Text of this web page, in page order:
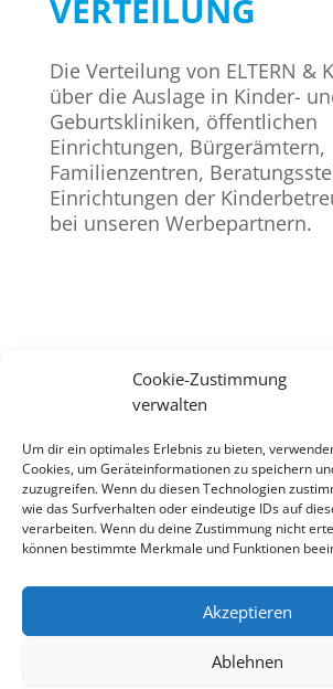
Cookie-Zustimmung
verwalten
Um dir ein optimales Erlebnis zu bieten,
Cookies, um Geräteinformationen zu speichern
zuzugreifen. Wenn du diesen Technologien
wie das Surfverhalten oder eindeutige IDs auf
verarbeiten. Wenn du deine Zustimmung nicht
können bestimmte Merkmale und Funktionen
Akzeptieren
Ablehnen
VERTEILUNG
Die Verteilung von ELTERN &
über die Auslage in Kinder-
Geburtskliniken, öffentlichen
Einrichtungen, Bürgerämtern,
Familienzentren,
Einrichtungen der
bei unseren Werbepartnern.